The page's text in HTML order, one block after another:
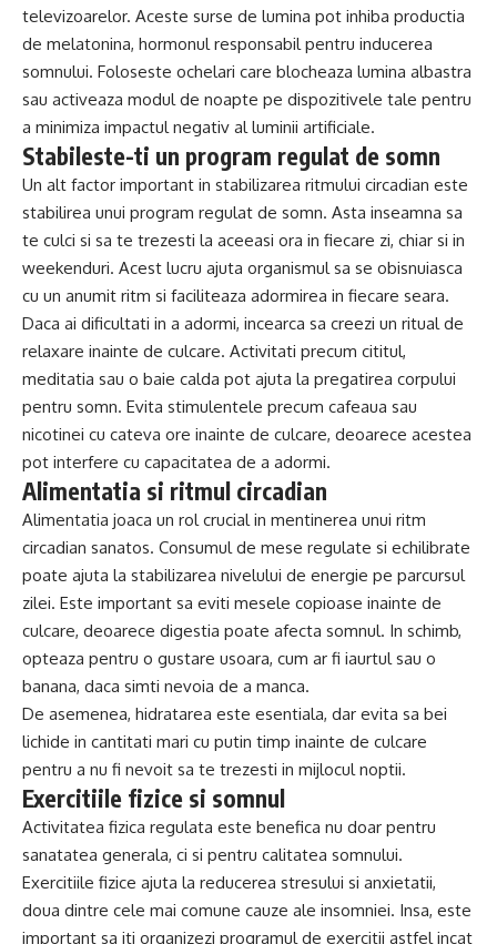
televizoarelor. Aceste surse de lumina pot inhiba productia
de melatonina, hormonul responsabil pentru inducerea
somnului. Foloseste ochelari care blocheaza lumina albastra
sau activeaza modul de noapte pe dispozitivele tale pentru
a minimiza impactul negativ al luminii artificiale.
Stabileste-ti un program regulat de somn
Un alt factor important in stabilizarea ritmului circadian este
stabilirea unui program regulat de somn. Asta inseamna sa
te culci si sa te trezesti la aceeasi ora in fiecare zi, chiar si in
weekenduri. Acest lucru ajuta organismul sa se obisnuiasca
cu un anumit ritm si faciliteaza adormirea in fiecare seara.
Daca ai dificultati in a adormi, incearca sa creezi un ritual de
relaxare inainte de culcare. Activitati precum cititul,
meditatia sau o baie calda pot ajuta la pregatirea corpului
pentru somn. Evita stimulentele precum cafeaua sau
nicotinei cu cateva ore inainte de culcare, deoarece acestea
pot interfere cu capacitatea de a adormi.
Alimentatia si ritmul circadian
Alimentatia joaca un rol crucial in mentinerea unui ritm
circadian sanatos. Consumul de mese regulate si echilibrate
poate ajuta la stabilizarea nivelului de energie pe parcursul
zilei. Este important sa eviti mesele copioase inainte de
culcare, deoarece digestia poate afecta somnul. In schimb,
opteaza pentru o gustare usoara, cum ar fi iaurtul sau o
banana, daca simti nevoia de a manca.
De asemenea, hidratarea este esentiala, dar evita sa bei
lichide in cantitati mari cu putin timp inainte de culcare
pentru a nu fi nevoit sa te trezesti in mijlocul noptii.
Exercitiile fizice si somnul
Activitatea fizica regulata este benefica nu doar pentru
sanatatea generala, ci si pentru calitatea somnului.
Exercitiile fizice ajuta la reducerea stresului si anxietatii,
doua dintre cele mai comune cauze ale insomniei. Insa, este
important sa iti organizezi programul de exercitii astfel incat